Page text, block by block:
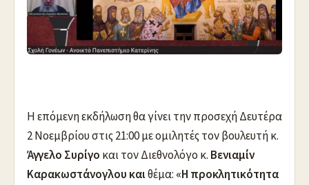
H επόμενη εκδήλωση θα γίνει την προσεχή Δευτέρα
2 Νοεμβρίου στις 21:00 με ομιλητές τον βουλευτή κ.
Άγγελο Συρίγο και τον Διεθνολόγο κ. Βενιαμίν
Καρακωστάνογλου καιθέμα: «Η προκλητικότητα